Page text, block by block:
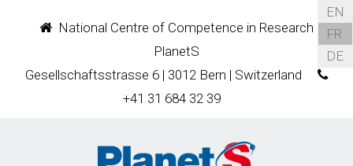
National Centre of Competence in Research
PlanetS
Gesellschaftsstrasse 6 | 3012 Bern | Switzerland
+41 31 684 32 39
EN
FR
DE